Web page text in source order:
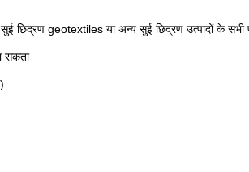
छिद्रण geotextiles या अन्य सुई छिद्रण उत्पादों के
सकता